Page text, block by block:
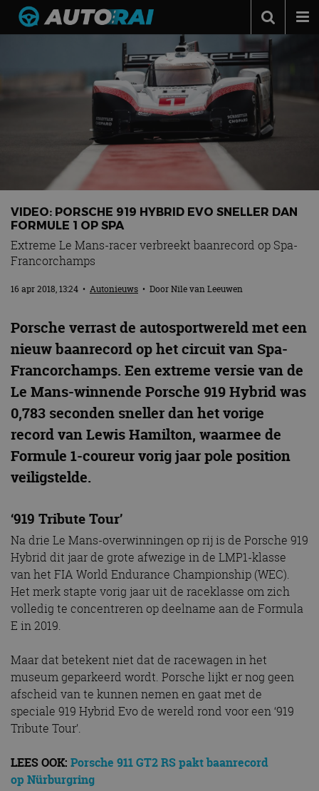
Adverteren
Contact
MotorRAI.nl
VIDEO: PORSCHE 919 HYBRID EVO SNELLER DAN
FORMULE 1 OP SPA
Extreme Le Mans-racer verbreekt baanrecord op Spa-
Francorchamps
16 apr 2018, 13:24 • Autonieuws • DoorNile van Leeuwen
Porsche verrast de autosportwereld met een
nieuw baanrecord op het circuit van Spa-
Francorchamps. Een extreme versie van de
Le Mans-winnende Porsche 919 Hybrid was
0,783 seconden sneller dan het vorige
record van Lewis Hamilton, waarmee de
Formule 1-coureur vorig jaar pole position
veiligstelde.
‘919 Tribute Tour’
Na drie Le Mans-overwinningen op rij is de Porsche 919
Hybrid dit jaar de grote afwezige in de LMP1-klasse
van het FIA World Endurance Championship (WEC).
Het merk stapte vorig jaar uit de raceklasse om zich
volledig te concentreren op deelname aan de Formula
E in 2019.
Maar dat betekent niet dat de racewagen in het
museum geparkeerd wordt. Porsche lijkt er nog geen
afscheid van te kunnen nemen en gaat met de
speciale 919 Hybrid Evo de wereld rond voor een ‘919
Tribute Tour’.
LEES OOK: Porsche 911 GT2 RS pakt baanrecord
op Nürburgring